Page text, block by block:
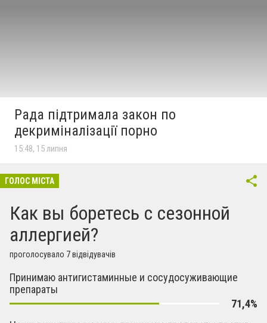
Рада підтримала закон по
декриміналізації порно
15:48, 15 липня
ГОЛОС МІСТА
Как вы боретесь с сезонной
аллергией?
проголосувало 7 відвідувачів
Принимаю антигистаминные и сосудосуживающие
препараты
71,4%